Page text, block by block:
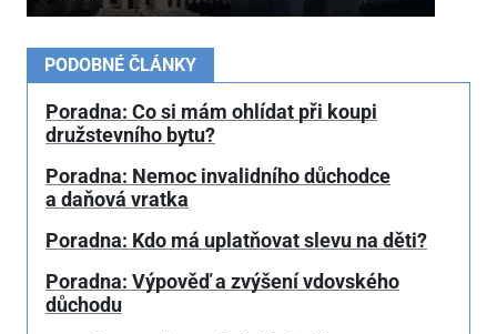
PODOBNÉ ČLÁNKY
Poradna: Co si mám ohlídat při koupi
družstevního bytu?
Poradna: Nemoc invalidního důchodce
a daňová vratka
Poradna: Kdo má uplatňovat slevu na děti?
Poradna: Výpověď a zvýšení vdovského
důchodu